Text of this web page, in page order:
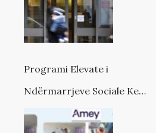
Programi Elevate i
Ndërmarrjeve Sociale Kent
(SEK).